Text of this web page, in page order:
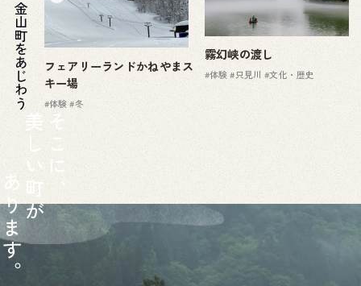
フェアリーランドかねやまス
キー場
#体験 #冬
霧幻峡の渡し
#体験 #只見川 #文化・歴史
金山町をあじわう
そ
こ
に
、
美
し
い
町
が